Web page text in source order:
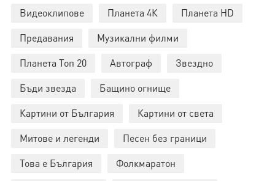
Видеоклипове
Планета 4К
Планета HD
Предавания
Музикални филми
Планета Топ 20
Автограф
Звездно
Бъди звезда
Бащино огнище
Картини от България
Картини от света
Митове и легенди
Песен без граници
Това е България
Фолкмаратон